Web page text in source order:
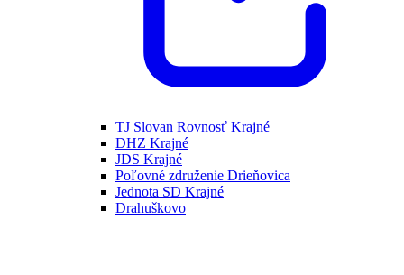
TJ Slovan Rovnosť Krajné
DHZ Krajné
JDS Krajné
Poľovné združenie Drieňovica
Jednota SD Krajné
Drahuškovo